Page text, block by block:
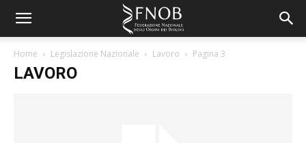
Home Legislazione Nazionale Lavoro Pagina 3
LAVORO